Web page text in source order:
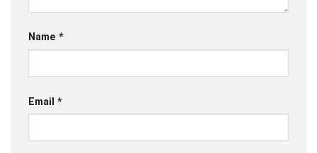
Name *
Email *